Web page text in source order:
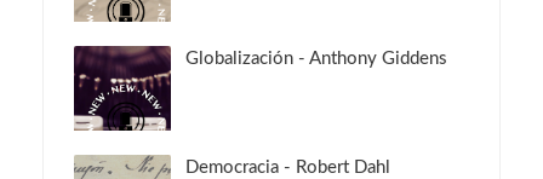
Globalización - Anthony Giddens
Democracia - Robert Dahl